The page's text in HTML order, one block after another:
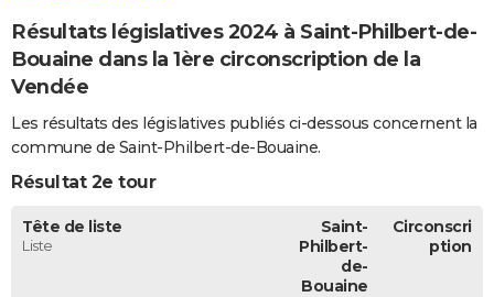
Résultats législatives 2024 à Saint-Philbert-de-
Bouaine dans la 1ère circonscription de la
Vendée
Les résultats des législatives publiés ci-dessous concernent la
commune de Saint-Philbert-de-Bouaine.
Résultat 2e tour
Tête de liste
Liste
Saint-
Philbert-
de-
Bouaine
Circonscri
ption